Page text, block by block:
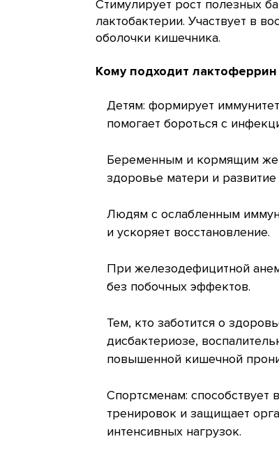
Стимулирует рост полезных
лактобактерии. Участвует в
оболочки кишечника.
Кому подходит лактоферрин
Детям: формирует
помогает бороться с
Беременным и кормящим
здоровье матери и
Людям с ослабленным
и ускоряет восстановление.
При железодефицитной
без побочных эффектов.
Тем, кто заботится о
дисбактериозе,
повышенной кишечной
Спортсменам: способствует
тренировок и защищает
интенсивных нагрузок.